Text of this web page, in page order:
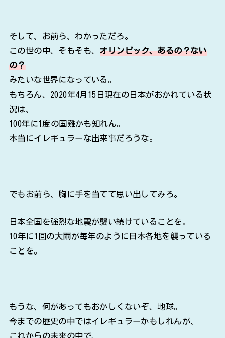
そして、お前ら、わかっただろ。
この世の中、そもそも、 オリンピック、あるの？ない
の？
みたいな世界になっている。
もちろん、2020年4月15日現在の日本がおかれている状
況は、
100年に1度の国難かも知れん。
本当にイレギュラーな出来事だろうな。
でもお前ら、胸に手を当てて思い出してみろ。
日本全国を強烈な地震が襲い続けていることを。
10年に1回の大雨が毎年のように日本各地を襲っている
ことを。
もうな、何があってもおかしくないぞ、地球。
今までの歴史の中ではイレギュラーかもしれんが、
これからの未来の中で、